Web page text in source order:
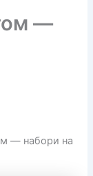
—
— набори на